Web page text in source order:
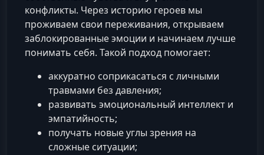
конфликты. Через историю героев мы
проживаем свои переживания, открываем
заблокированные эмоции и начинаем лучше
понимать себя. Такой подход помогает:
аккуратно соприкасаться с личными
травмами без давления;
развивать эмоциональный интеллект и
эмпатийность;
получать новые углы зрения на
сложные ситуации;